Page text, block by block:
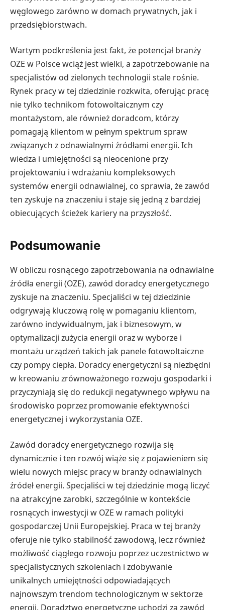
węglowego zarówno w domach prywatnych, jak i
przedsiębiorstwach.
Wartym podkreślenia jest fakt, że potencjał branży
OZE w Polsce wciąż jest wielki, a zapotrzebowanie na
specjalistów od zielonych technologii stale rośnie.
Rynek pracy w tej dziedzinie rozkwita, oferując pracę
nie tylko technikom fotowoltaicznym czy
montażystom, ale również doradcom, którzy
pomagają klientom w pełnym spektrum spraw
związanych z odnawialnymi źródłami energii. Ich
wiedza i umiejętności są nieocenione przy
projektowaniu i wdrażaniu kompleksowych
systemów energii odnawialnej, co sprawia, że zawód
ten zyskuje na znaczeniu i staje się jedną z bardziej
obiecujących ścieżek kariery na przyszłość.
Podsumowanie
W obliczu rosnącego zapotrzebowania na odnawialne
źródła energii (OZE), zawód doradcy energetycznego
zyskuje na znaczeniu. Specjaliści w tej dziedzinie
odgrywają kluczową rolę w pomaganiu klientom,
zarówno indywidualnym, jak i biznesowym, w
optymalizacji zużycia energii oraz w wyborze i
montażu urządzeń takich jak panele fotowoltaiczne
czy pompy ciepła. Doradcy energetyczni są niezbędni
w kreowaniu zrównoważonego rozwoju gospodarki i
przyczyniają się do redukcji negatywnego wpływu na
środowisko poprzez promowanie efektywności
energetycznej i wykorzystania OZE.
Zawód doradcy energetycznego rozwija się
dynamicznie i ten rozwój wiąże się z pojawieniem się
wielu nowych miejsc pracy w branży odnawialnych
źródeł energii. Specjaliści w tej dziedzinie mogą liczyć
na atrakcyjne zarobki, szczególnie w kontekście
rosnących inwestycji w OZE w ramach polityki
gospodarczej Unii Europejskiej. Praca w tej branży
oferuje nie tylko stabilność zawodową, lecz również
możliwość ciągłego rozwoju poprzez uczestnictwo w
specjalistycznych szkoleniach i zdobywanie
unikalnych umiejętności odpowiadających
najnowszym trendom technologicznym w sektorze
energii. Doradztwo energetyczne uchodzi za zawód